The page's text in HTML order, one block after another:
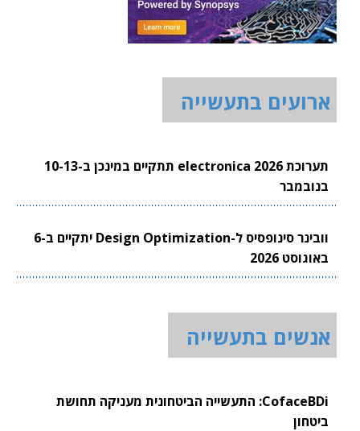
ארועים בתעשייה
תערוכת electronica 2026 תתקיים במינכן ב-10-13
בנובמבר
וובינר סינופסיס ל-Design Optimization יתקיים ב-6
באוגוסט 2026
אנשים בתעשייה
CofaceBDi: התעשייה הביטחונית מעניקה תחושת
ביטחון